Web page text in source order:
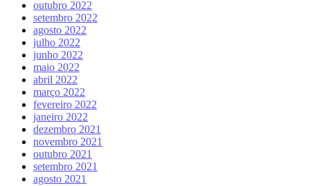
outubro 2022
setembro 2022
agosto 2022
julho 2022
junho 2022
maio 2022
abril 2022
março 2022
fevereiro 2022
janeiro 2022
dezembro 2021
novembro 2021
outubro 2021
setembro 2021
agosto 2021